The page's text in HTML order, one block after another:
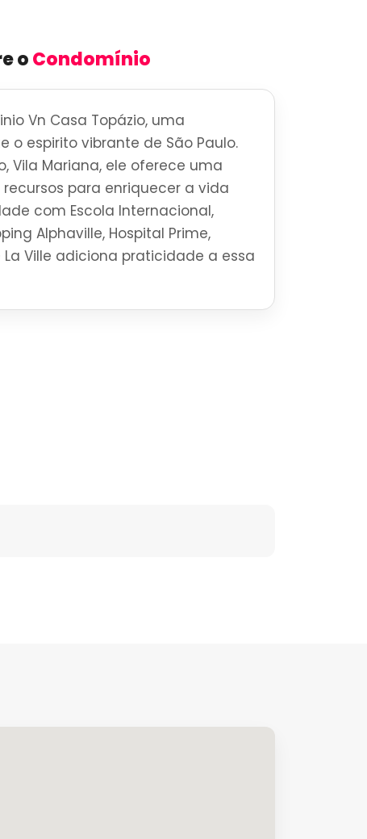
oCondomínio
Vn Casa Topázio, uma
o espirito vibrante de São Paulo.
Vila Mariana, ele oferece uma
para enriquecer a vida
com Escola Internacional,
Alphaville, Hospital Prime,
La Ville adiciona praticidade a essa